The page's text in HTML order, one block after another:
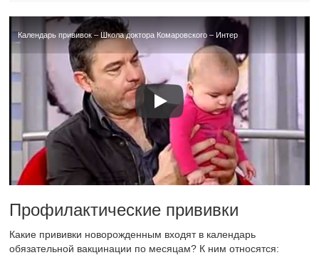
Календарь прививок – Школа доктора Комаровского – Интер
Профилактические прививки
Какие прививки новорожденным входят в календарь
обязательной вакцинации по месяцам? К ним относятся: